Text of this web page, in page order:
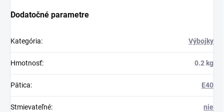
Dodatočné parametre
Kategória: Výbojky
Hmotnosť: 0.2 kg
Pätica: E40
Stmievateľné: nie